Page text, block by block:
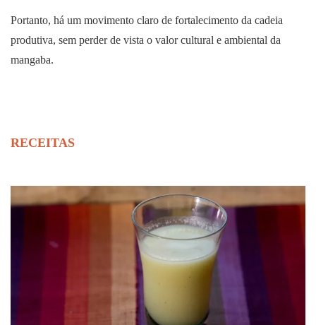
Portanto, há um movimento claro de fortalecimento da cadeia
produtiva, sem perder de vista o valor cultural e ambiental da
mangaba.
RECEITAS